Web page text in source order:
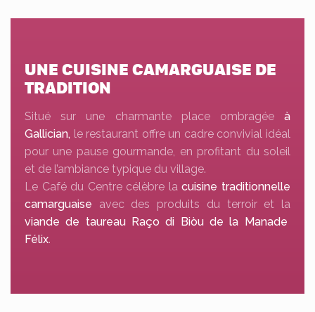
UNE CUISINE CAMARGUAISE DE
TRADITION
Situé sur une charmante place ombragée à
Gallician, le restaurant offre un cadre convivial idéal
pour une pause gourmande, en profitant du soleil
et de l’ambiance typique du village.
Le Café du Centre célèbre lacuisine traditionnelle
camarguaise avec des produits du terroir et la
viande de taureau Raço di Biòu de la Manade
Félix.